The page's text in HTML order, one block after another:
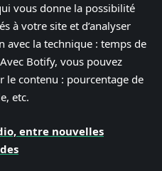
vous donne la possibilité
à votre site et d’analyser
avec la technique : temps de
Botify, vous pouvez
le contenu : pourcentage de
etc.
entre nouvelles